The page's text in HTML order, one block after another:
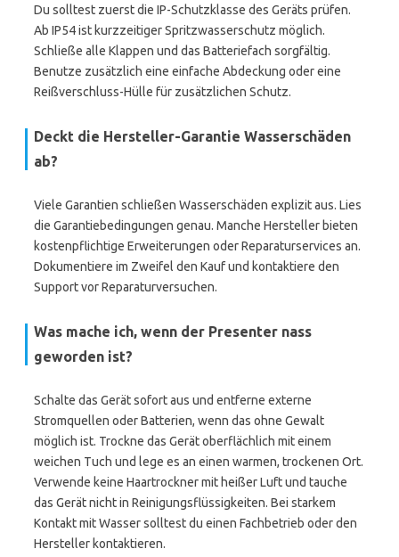
Du solltest zuerst die IP-Schutzklasse des Geräts prüfen.
Ab IP54 ist kurzzeitiger Spritzwasserschutz möglich.
Schließe alle Klappen und das Batteriefach sorgfältig.
Benutze zusätzlich eine einfache Abdeckung oder eine
Reißverschluss-Hülle für zusätzlichen Schutz.
Deckt die Hersteller-Garantie Wasserschäden
ab?
Viele Garantien schließen Wasserschäden explizit aus. Lies
die Garantiebedingungen genau. Manche Hersteller bieten
kostenpflichtige Erweiterungen oder Reparaturservices an.
Dokumentiere im Zweifel den Kauf und kontaktiere den
Support vor Reparaturversuchen.
Was mache ich, wenn der Presenter nass
geworden ist?
Schalte das Gerät sofort aus und entferne externe
Stromquellen oder Batterien, wenn das ohne Gewalt
möglich ist. Trockne das Gerät oberflächlich mit einem
weichen Tuch und lege es an einen warmen, trockenen Ort.
Verwende keine Haartrockner mit heißer Luft und tauche
das Gerät nicht in Reinigungsflüssigkeiten. Bei starkem
Kontakt mit Wasser solltest du einen Fachbetrieb oder den
Hersteller kontaktieren.